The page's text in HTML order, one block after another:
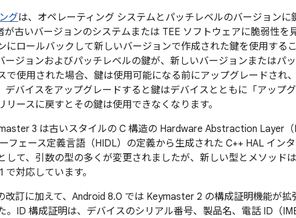
グは、オペレーティング システムとパッチレベルのバージョンに
が古いバージョンのシステムまたは TEE ソフトウェアに脆弱性を
にロールバックして新しいバージョンで作成された鍵を使用する
ージョンおよびパッチレベルの鍵が、新しいバージョンまたはパ
で使用された場合、鍵は使用可能になる前にアップグレードされ
デバイスをアップグレードすると鍵はデバイスとともに「アップ
ースに戻すとその鍵は使用できなくなります。
3 は古いスタイルの C 構造の Hardware Abstraction Layer（
フェース定義言語（HIDL）の定義から生成された C++ HAL イン
して、引数の型の多くが変更されましたが、新しい型とメソッド
対応しています。
改訂に加えて、Android 8.0 では Keymaster 2 の構成証明機能が拡
。ID 構成証明は、デバイスのシリアル番号、製品名、電話 ID（